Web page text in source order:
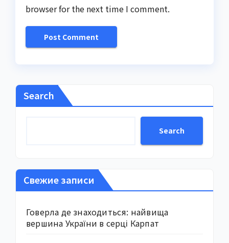
browser for the next time I comment.
Search
Search
Свежие записи
Говерла де знаходиться: найвища
вершина України в серці Карпат